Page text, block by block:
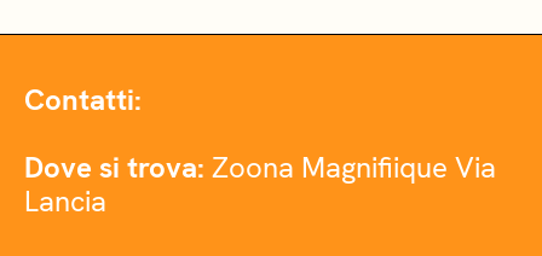
Contatti:
Dove si trova: Zoona Magnifiique Via
Lancia